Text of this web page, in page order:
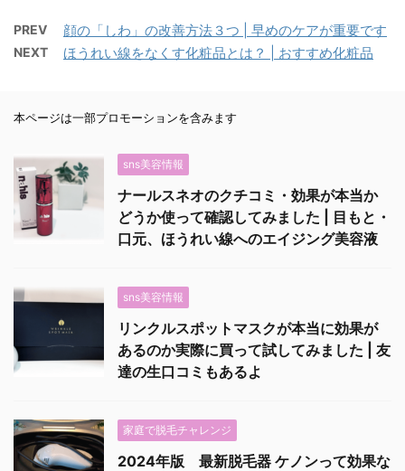
PREV 顔の「しわ」の改善方法３つ | 早めのケアが重要です
NEXT ほうれい線をなくす化粧品とは？ | おすすめ化粧品
本ページは一部プロモーションを含みます
sns美容情報
ナールスネオのクチコミ・効果が本当か
どうか使って確認してみました | 目もと・
口元、ほうれい線へのエイジング美容液
sns美容情報
リンクルスポットマスクが本当に効果が
あるのか実際に買って試してみました | 友
達の生口コミもあるよ
家庭で脱毛チャレンジ
2024年版 最新脱毛器 ケノンって効果な